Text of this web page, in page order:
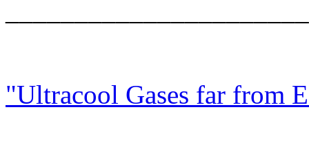
"Ultracool Gases far from